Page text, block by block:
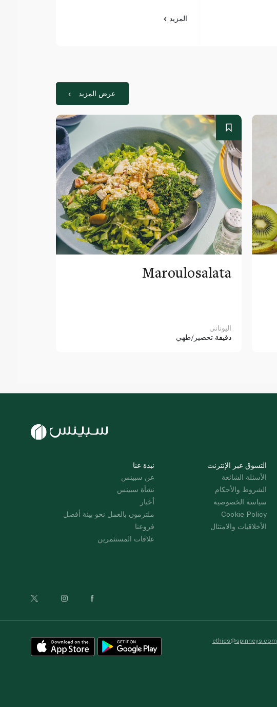
المزيد
عرض المزيد
Maroulosalata
اليوناني
دقيقة تحضير/طهي
نبذة عنا
عن سبينس
نشأة سبينس
أخبار
ملتزمون بالعمل نحو بيئة أفضل
فروعنا
علاقات المستثمرين
التسوق عبر الإنترنت
الأسئلة الشائعة
الشروط والأحكام
سياسة الخصوصية
Cookie Policy
الأخلاقيات والامتثال
ethics@spinneys.com